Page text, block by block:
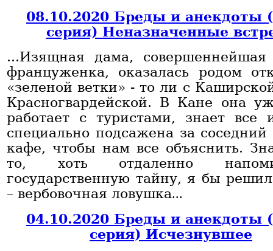
08.10.2020 Бреды и анекдоты
серия) Неназначенные
...Изящная дама,
француженка, оказалась родом
«зеленой ветки» - то ли с
Красногвардейской. В Кане она
работает с туристами, знает
специально подсажена за соседний
кафе, чтобы нам все объяснить.
то, хоть отдаленно
государственную тайну, я бы
– вербовочная ловушка...
04.10.2020 Бреды и анекдоты
серия) Исчезнувшее